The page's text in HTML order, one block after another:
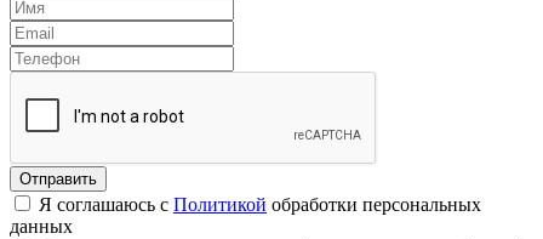
Я соглашаюсь с Политикой обработки персональных
данных